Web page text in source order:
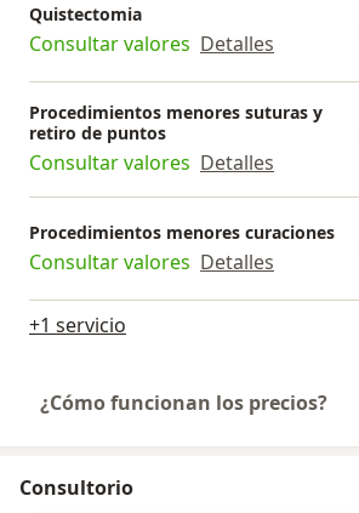
Quistectomia
Consultar valores Detalles
Procedimientos menores suturas y
retiro de puntos
Consultar valores Detalles
Procedimientos menores curaciones
Consultar valores Detalles
+1 servicio
¿Cómo funcionan los precios?
Consultorio